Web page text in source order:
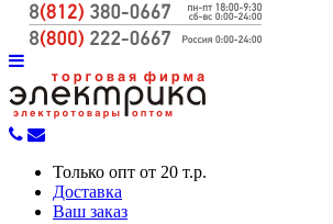
Только опт от 20 т.р.
Доставка
Ваш заказ